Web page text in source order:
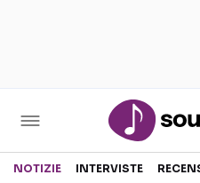
Sezioni
NOTIZIE INTERVISTE